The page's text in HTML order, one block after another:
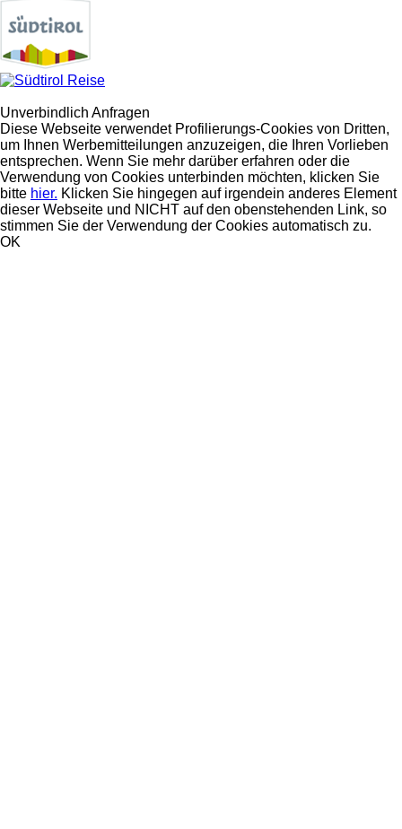
Unverbindlich Anfragen
Diese Webseite verwendet Profilierungs-Cookies von Dritten,
um Ihnen Werbemitteilungen anzuzeigen, die Ihren Vorlieben
entsprechen. Wenn Sie mehr darüber erfahren oder die
Verwendung von Cookies unterbinden möchten, klicken Sie
bitte hier. Klicken Sie hingegen auf irgendein anderes Element
dieser Webseite und NICHT auf den obenstehenden Link, so
stimmen Sie der Verwendung der Cookies automatisch zu.
OK